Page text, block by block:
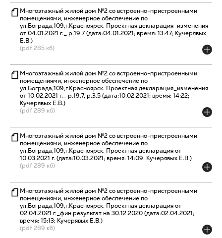
Многоэтажный жилой дом №2 со встроенно-пристроенными
помещениями, инженерное обеспечение по
ул.Бограда,109,г.Красноярск. Проектная декларация_изменения
от 04.01.2021 г._ р.19.7 (дата:04.01.2021; время: 13:47; Кучерявых
Е.В.)
(pdf 285 кб)
Многоэтажный жилой дом №2 со встроенно-пристроенными
помещениями, инженерное обеспечение по
ул.Бограда,109,г.Красноярск. Проектная декларация_изменения
от 10.02.2021 г._ р.19.7, р.3.5 (дата:10.02.2021; время: 14:22;
Кучерявых Е.В.)
(pdf 289 кб)
Многоэтажный жилой дом №2 со встроенно-пристроенными
помещениями, инженерное обеспечение по
ул.Бограда,109,г.Красноярск. Проектная декларация от
10.03.2021 г. (дата:10.03.2021; время: 14:09; Кучерявых Е.В.)
(pdf 289 кб)
Многоэтажный жилой дом №2 со встроенно-пристроенными
помещениями, инженерное обеспечение по
ул.Бограда,109,г.Красноярск. Проектная декларация от
02.04.2021 г._фин.результат на 30.12.2020 (дата:02.04.2021;
время: 15:13; Кучерявых Е.В.)
(pdf 289 кб)